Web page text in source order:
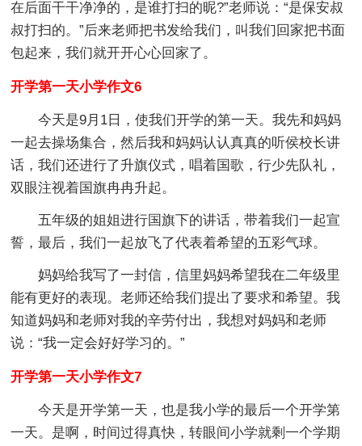
在后面干干净净的，是谁打扫的昵?”老师说：“是保安叔
叔打扫的。”后来老师把书发给我们，叫我们回家把书面
包起来，我们就开开心心回家了。
开学第一天小学作文6
今天是9月1日，使我们开学的第一天。我先和妈妈
一起去操场集合，然后我和妈妈认认真真的听侯校长讲
话，我们还进行了升旗仪式，唱着国歌，行少先队礼，
双眼注视着国旗冉冉升起。
五年级的姐姐进行国旗下的讲话，带着我们一起宣
誓，最后，我们一起放飞了代表着希望的五彩气球。
妈妈给我写了一封信，信里妈妈希望我在二年级里
能有更好的表现。老师还给我们提出了要求和希望。我
知道妈妈和老师对我的辛劳付出，我想对妈妈和老师
说：“我一定会好好学习的。”
开学第一天小学作文7
今天是开学第一天，也是我小学的最后一个开学第
一天。是啊，时间过得真快，转眼间小学就剩一个学期